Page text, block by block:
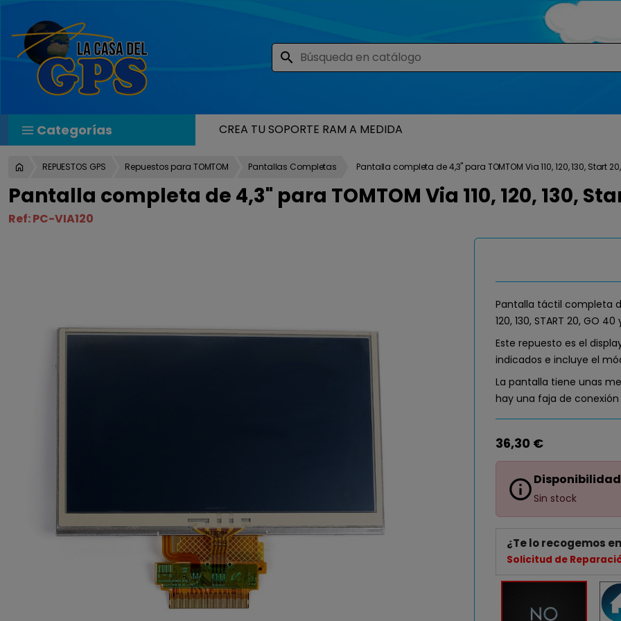
search
Categorías CREA TU SOPORTE RAM A MEDIDA
REPUESTOS GPS Repuestos para TOMTOM Pantallas Completas Pantalla completa de 4,3" para TOMTOM Via 110, 120, 130, Start
Pantalla completa de 4,3" para TOMTOM Via 110, 120, 130,
Ref:PC-VIA120
Pantalla táctil completa
120, 130, START 20, GO
Este repuesto es el
indicados e incluye el
La pantalla tiene unas
hay una faja de
36,30 €
info_outlineDisponibilidad
Sin stock
¿Te lo recogemos
Solicitud de